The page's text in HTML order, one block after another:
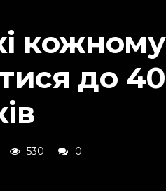
кожному
до 40
530 0